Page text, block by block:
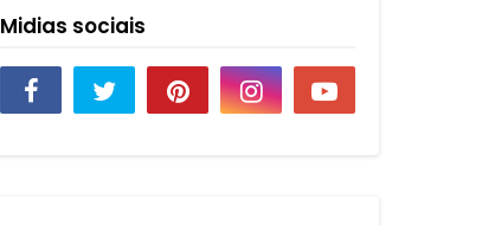
Midias sociais